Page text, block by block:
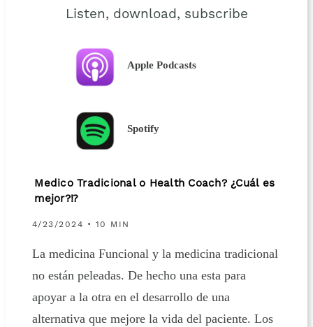
Listen, download, subscribe
Apple Podcasts
Spotify
Medico Tradicional o Health Coach? ¿Cuál es
mejor?⁉
4/23/2024 • 10 MIN
La medicina Funcional y la medicina tradicional
no están peleadas. De hecho una esta para
apoyar a la otra en el desarrollo de una
alternativa que mejore la vida del paciente. Los